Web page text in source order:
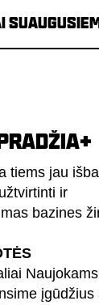
tiems jau
ir
bazines